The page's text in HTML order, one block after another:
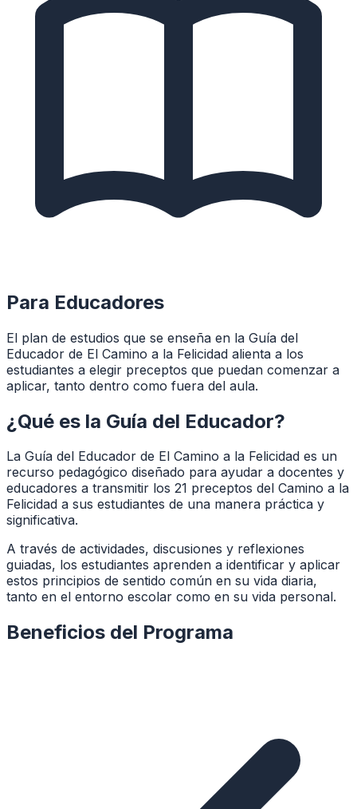
Para Educadores
El plan de estudios que se enseña en la Guía del
Educador de El Camino a la Felicidad alienta a los
estudiantes a elegir preceptos que puedan comenzar a
aplicar, tanto dentro como fuera del aula.
¿Qué es la Guía del Educador?
La Guía del Educador de El Camino a la Felicidad es un
recurso pedagógico diseñado para ayudar a docentes y
educadores a transmitir los 21 preceptos del Camino a la
Felicidad a sus estudiantes de una manera práctica y
significativa.
A través de actividades, discusiones y reflexiones
guiadas, los estudiantes aprenden a identificar y aplicar
estos principios de sentido común en su vida diaria,
tanto en el entorno escolar como en su vida personal.
Beneficios del Programa